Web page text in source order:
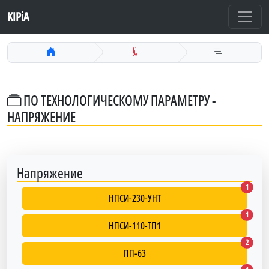
KIPiA
ПО ТЕХНОЛОГИЧЕСКОМУ ПАРАМЕТРУ -
НАПРЯЖЕНИЕ
Напряжение
НПСИ-230-УНТ
1НПСИ-
НПСИ-110-ТП1
1НПСИ-
ПП-63
2ПП-63